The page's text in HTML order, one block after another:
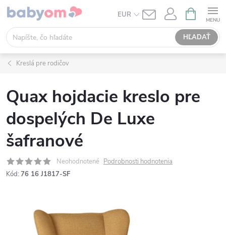
Prejsť
obsah
EUR
HĽADAŤ
KOŠÍK
Kreslá pre rodičov
Quax hojdacie kreslo pre
dospelých De Luxe
šafranové
Neohodnotené Podrobnosti hodnotenia
Kód: 76 16 J1817-SF